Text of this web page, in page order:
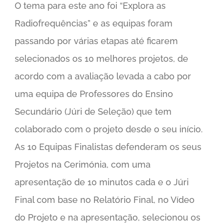
O tema para este ano foi “Explora as
Radiofrequências” e as equipas foram
passando por várias etapas até ficarem
selecionados os 10 melhores projetos, de
acordo com a avaliação levada a cabo por
uma equipa de Professores do Ensino
Secundário (Júri de Seleção) que tem
colaborado com o projeto desde o seu início.
As 10 Equipas Finalistas defenderam os seus
Projetos na Cerimónia, com uma
apresentação de 10 minutos cada e o Júri
Final com base no Relatório Final, no Vídeo
do Projeto e na apresentação, selecionou os